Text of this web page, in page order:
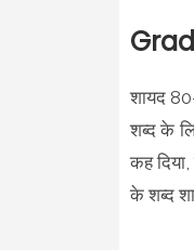
शायद
शब्द के
कह
के शब्द